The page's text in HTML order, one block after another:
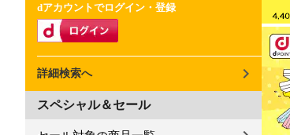
dアカウントでログイン・登録
詳細検索へ
スペシャル＆セール